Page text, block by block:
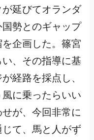
が延びてオランダ
勢とのギャップ
企画した。篠宮
、その指導に基
経路を採点し、
に乗ったらいい
が、今回非常に
て、馬と人がず